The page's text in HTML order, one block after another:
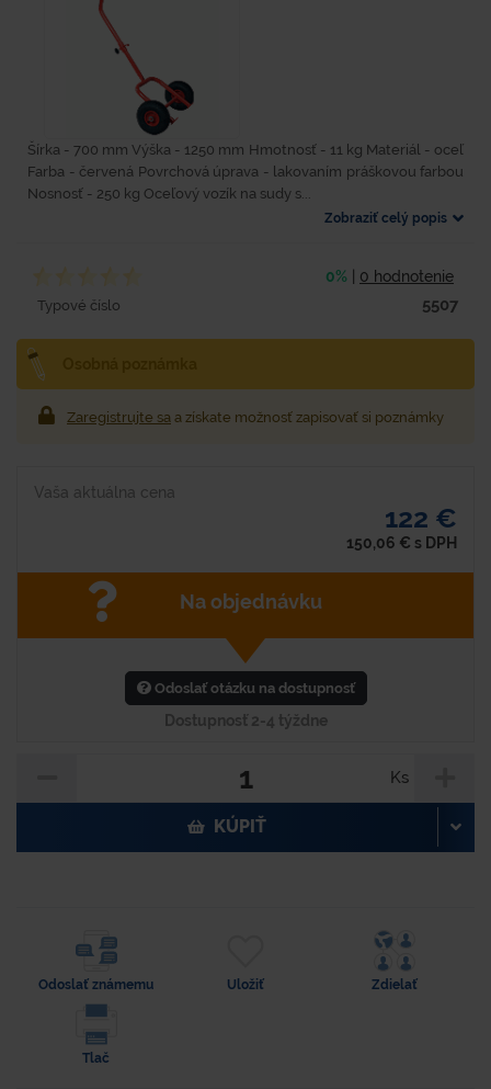
Šírka - 700 mm Výška - 1250 mm Hmotnosť - 11 kg Materiál - oceľ
Farba - červená Povrchová úprava - lakovaním práškovou farbou
Nosnosť - 250 kg Oceľový vozík na sudy s...
Zobraziť celý popis
0% 0 hodnotenie
Typové číslo 5507
Zaregistrujte sa a získate možnosť zapisovať si poznámky
Vaša aktuálna cena
122 €
150,06 € s DPH
Na objednávku
Odoslať otázku na dostupnosť
Dostupnosť 2-4 týždne
Ks
KÚPIŤ
Odoslať známemu Uložiť Zdielať
Tlač